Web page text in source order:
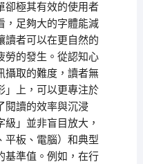
卻極其有效的使用者
，足夠大的字體能減
讀者可以在更自然的
勞的發生。從認知心
攝取的難度，讀者無
」上，可以更專注於
閱讀的效率與沉浸
」並非盲目放大，
平板、電腦）和典型
基準值。例如，在行